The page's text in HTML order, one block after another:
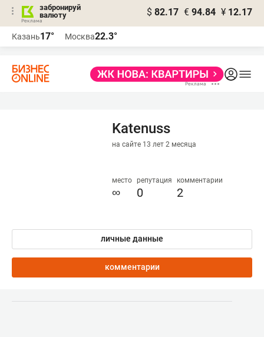
забронируй
валюту
$ 82.17 € 94.84 ¥ 12.17
Казань17° Москва22.3°
Katenuss
на сайте 13 лет 2 месяца
место
∞
репутация
0
комментарии
2
личные данные
комментарии